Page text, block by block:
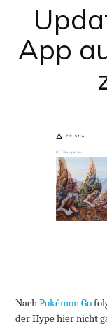
App
NachPokémon Go
der Hype hier nicht